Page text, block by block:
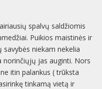
spalvų saldžiomis
Puikios maistinės ir
niekam nekelia
norinčiųjų jas auginti. Nors
itin palankus ( trūksta
tinkamą vietą ir